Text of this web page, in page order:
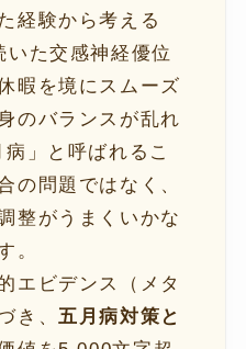
経験から考える
いた交感神経優位
暇を境にスムーズ
のバランスが乱れ
」と呼ばれるこ
の問題ではなく、
整がうまくいかな
。
エビデンス（メタ
き、五月病対策と